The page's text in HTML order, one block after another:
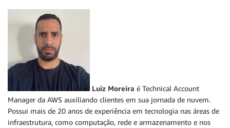
Luiz Moreira é Technical Account
Manager da AWS auxiliando clientes em sua jornada de nuvem.
Possui mais de 20 anos de experiência em tecnologia nas áreas de
infraestrutura, como computação, rede e armazenamento e nos